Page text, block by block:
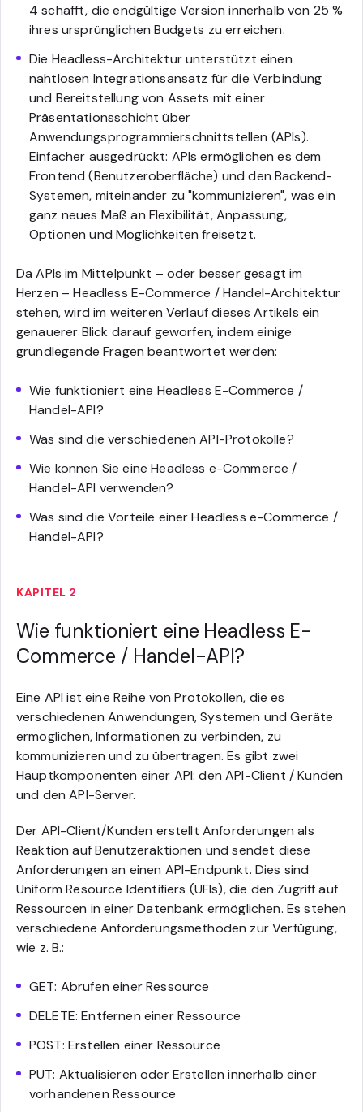
4 schafft, die endgültige Version innerhalb von 25 %
ihres ursprünglichen Budgets zu erreichen.
Die Headless-Architektur unterstützt einen
nahtlosen Integrationsansatz für die Verbindung
und Bereitstellung von Assets mit einer
Präsentationsschicht über
Anwendungsprogrammierschnittstellen (APIs).
Einfacher ausgedrückt: APIs ermöglichen es dem
Frontend (Benutzeroberfläche) und den Backend-
Systemen, miteinander zu "kommunizieren", was ein
ganz neues Maß an Flexibilität, Anpassung,
Optionen und Möglichkeiten freisetzt.
Da APIs im Mittelpunkt – oder besser gesagt im
Herzen – Headless E-Commerce / Handel-Architektur
stehen, wird im weiteren Verlauf dieses Artikels ein
genauerer Blick darauf geworfen, indem einige
grundlegende Fragen beantwortet werden:
Wie funktioniert eine Headless E-Commerce /
Handel-API?
Was sind die verschiedenen API-Protokolle?
Wie können Sie eine Headless e-Commerce /
Handel-API verwenden?
Was sind die Vorteile einer Headless e-Commerce /
Handel-API?
KAPITEL 2
Wie funktioniert eine Headless E-
Commerce / Handel-API?
Eine API ist eine Reihe von Protokollen, die es
verschiedenen Anwendungen, Systemen und Geräte
ermöglichen, Informationen zu verbinden, zu
kommunizieren und zu übertragen. Es gibt zwei
Hauptkomponenten einer API: den API-Client / Kunden
und den API-Server.
Der API-Client/Kunden erstellt Anforderungen als
Reaktion auf Benutzeraktionen und sendet diese
Anforderungen an einen API-Endpunkt. Dies sind
Uniform Resource Identifiers (UFIs), die den Zugriff auf
Ressourcen in einer Datenbank ermöglichen. Es stehen
verschiedene Anforderungsmethoden zur Verfügung,
wie z. B.:
GET: Abrufen einer Ressource
DELETE: Entfernen einer Ressource
POST: Erstellen einer Ressource
PUT: Aktualisieren oder Erstellen innerhalb einer
vorhandenen Ressource